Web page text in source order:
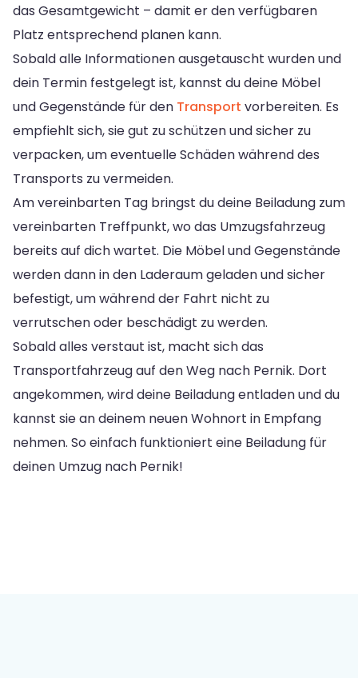
das Gesamtgewicht – damit er den verfügbaren
Platz entsprechend planen kann.
Sobald alle Informationen ausgetauscht wurden und
dein Termin festgelegt ist, kannst du deine Möbel
und Gegenstände für den Transport vorbereiten. Es
empfiehlt sich, sie gut zu schützen und sicher zu
verpacken, um eventuelle Schäden während des
Transports zu vermeiden.
Am vereinbarten Tag bringst du deine Beiladung zum
vereinbarten Treffpunkt, wo das Umzugsfahrzeug
bereits auf dich wartet. Die Möbel und Gegenstände
werden dann in den Laderaum geladen und sicher
befestigt, um während der Fahrt nicht zu
verrutschen oder beschädigt zu werden.
Sobald alles verstaut ist, macht sich das
Transportfahrzeug auf den Weg nach Pernik. Dort
angekommen, wird deine Beiladung entladen und du
kannst sie an deinem neuen Wohnort in Empfang
nehmen. So einfach funktioniert eine Beiladung für
deinen Umzug nach Pernik!